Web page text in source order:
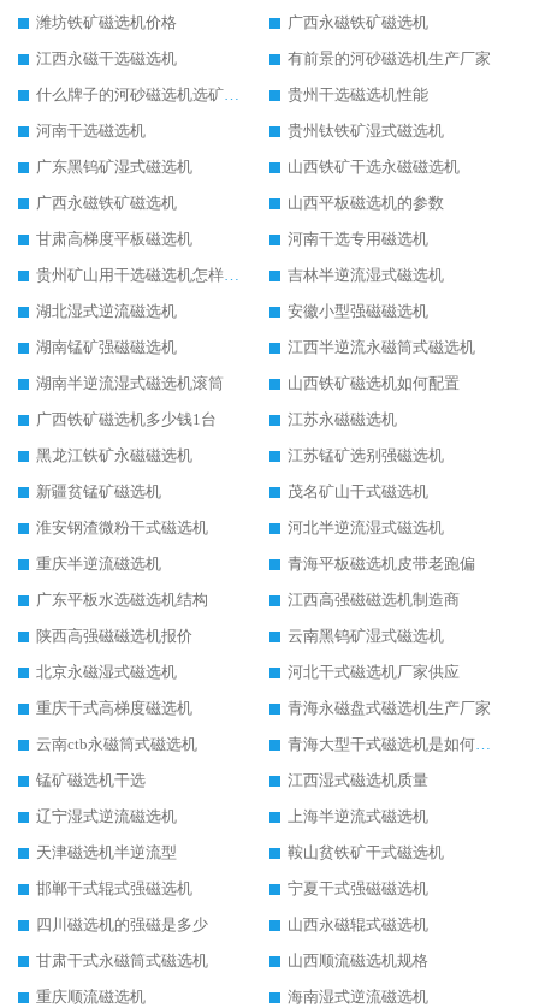
潍坊铁矿磁选机价格
广西永磁铁矿磁选机
江西永磁干选磁选机
有前景的河砂磁选机生产厂家
什么牌子的河砂磁选机选矿效果好
贵州干选磁选机性能
河南干选磁选机
贵州钛铁矿湿式磁选机
广东黑钨矿湿式磁选机
山西铁矿干选永磁磁选机
广西永磁铁矿磁选机
山西平板磁选机的参数
甘肃高梯度平板磁选机
河南干选专用磁选机
贵州矿山用干选磁选机怎样调磁
吉林半逆流湿式磁选机
湖北湿式逆流磁选机
安徽小型强磁磁选机
湖南锰矿强磁磁选机
江西半逆流永磁筒式磁选机
湖南半逆流湿式磁选机滚筒
山西铁矿磁选机如何配置
广西铁矿磁选机多少钱1台
江苏永磁磁选机
黑龙江铁矿永磁磁选机
江苏锰矿选别强磁选机
新疆贫锰矿磁选机
茂名矿山干式磁选机
淮安钢渣微粉干式磁选机
河北半逆流湿式磁选机
重庆半逆流磁选机
青海平板磁选机皮带老跑偏
广东平板水选磁选机结构
江西高强磁磁选机制造商
陕西高强磁磁选机报价
云南黑钨矿湿式磁选机
北京永磁湿式磁选机
河北干式磁选机厂家供应
重庆干式高梯度磁选机
青海永磁盘式磁选机生产厂家
云南ctb永磁筒式磁选机
青海大型干式磁选机是如何选矿的
锰矿磁选机干选
江西湿式磁选机质量
辽宁湿式逆流磁选机
上海半逆流式磁选机
天津磁选机半逆流型
鞍山贫铁矿干式磁选机
邯郸干式辊式强磁选机
宁夏干式强磁磁选机
四川磁选机的强磁是多少
山西永磁辊式磁选机
甘肃干式永磁筒式磁选机
山西顺流磁选机规格
重庆顺流磁选机
海南湿式逆流磁选机